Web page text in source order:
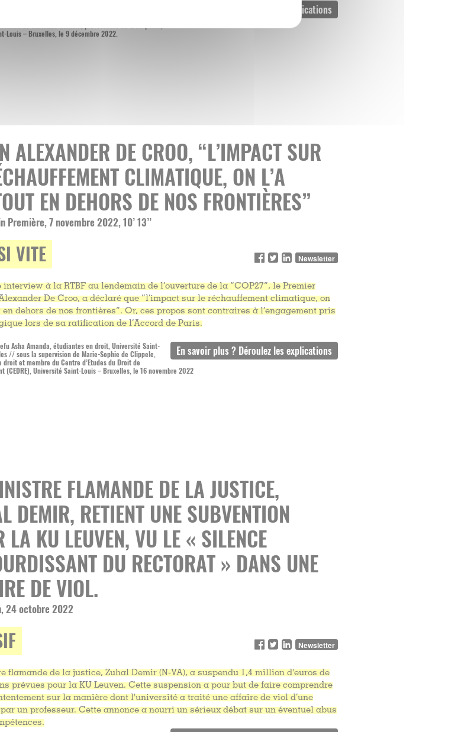
Louis – Bruxelles, le 9 décembre 2022.
ALEXANDER DE CROO, “L’IMPACT SUR
CLIMATIQUE, ON L’A
EN DEHORS DE NOS FRONTIÈRES”
Première, 7 novembre 2022, 10’ 13’’
VITE Newsletter
interview à la RTBF au lendemain de l’ouverture de la “COP27”, le Premier
De Croo, a déclaré que “l’impact sur le réchauffement climatique, on
en dehors de nos frontières”. Or, ces propos sont contraires à l’engagement pris
lors de sa ratification de l’Accord de Paris.
Asha Amanda, étudiantes en droit, Université Saint-
// sous la supervision de Marie-Sophie de Clippele,
droit et membre du Centre d’Etudes du Droit de
(CEDRE), Université Saint-Louis – Bruxelles, le 16 novembre 2022
FLAMANDE DE LA JUSTICE,
DEMIR, RETIENT UNE SUBVENTION
LA KU LEUVEN, VU LE « SILENCE
DU RECTORAT » DANS UNE
DE VIOL.
24 octobre 2022
Newsletter
flamande de la justice, Zuhal Demir (N-VA), a suspendu 1,4 million d'euros de
prévues pour la KU Leuven. Cette suspension a pour but de faire comprendre
sur la manière dont l'université a traité une affaire de viol d’une
un professeur. Cette annonce a nourri un sérieux débat sur un éventuel abus